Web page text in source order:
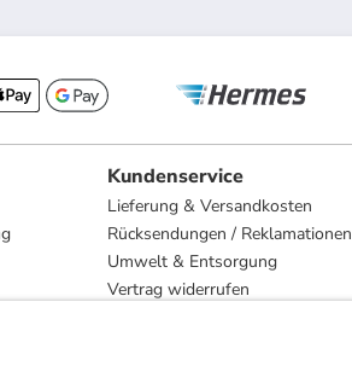
Kundenservice
Lieferung & Versandkosten
Rücksendungen / Reklamationen
Umwelt & Entsorgung
Vertrag widerrufen